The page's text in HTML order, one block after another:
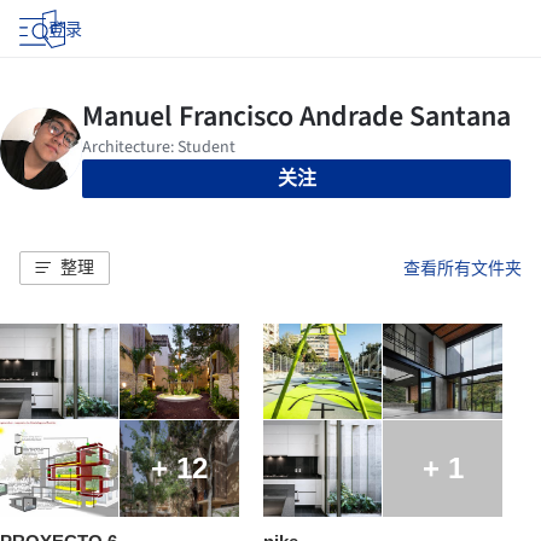
登录
关注
整理 查看所有文件夹
+ 12 + 1